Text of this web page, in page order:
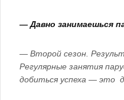
— Давно занимаешься
— Второй сезон.
Регулярные занятия
добиться успеха — это